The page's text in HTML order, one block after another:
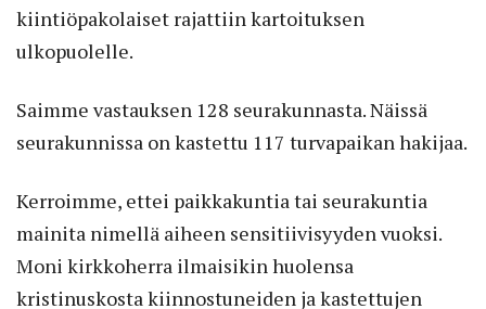
kiintiöpakolaiset rajattiin kartoituksen
ulkopuolelle.
Saimme vastauksen 128 seurakunnasta. Näissä
seurakunnissa on kastettu 117 turvapaikan hakijaa.
Kerroimme, ettei paikkakuntia tai seurakuntia
mainita nimellä aiheen sensitiivisyyden vuoksi.
Moni kirkkoherra ilmaisikin huolensa
kristinuskosta kiinnostuneiden ja kastettujen